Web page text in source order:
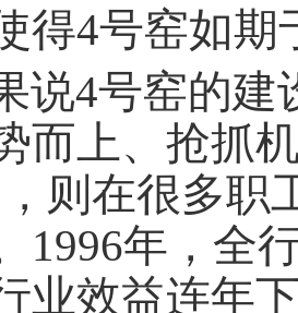
得4号窑如期
说4号窑的建
而上、抢抓
则在很多职
1996年，全
业效益连年